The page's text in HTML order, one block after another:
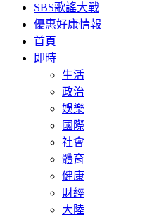
SBS歌謠大戰
優惠好康情報
首頁
即時
生活
政治
娛樂
國際
社會
體育
健康
財經
大陸